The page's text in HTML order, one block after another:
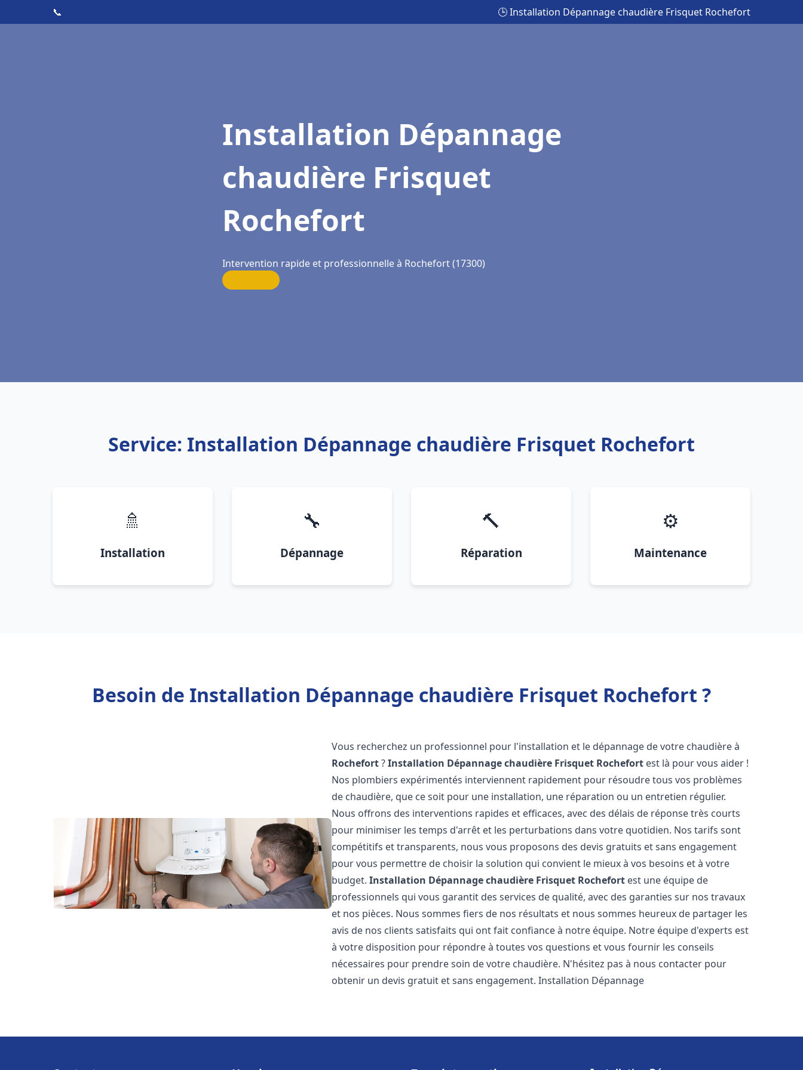
📞 🕒 Installation Dépannage chaudière Frisquet Rochefort
Installation Dépannage
chaudière Frisquet
Rochefort
Intervention rapide et professionnelle à Rochefort (17300)
Service: Installation Dépannage chaudière Frisquet Rochefort
🚿
Installation
🔧
Dépannage
🔨
Réparation
⚙️
Maintenance
Besoin de Installation Dépannage chaudière Frisquet Rochefort ?
Vous recherchez un professionnel pour l'installation et le dépannage de votre chaudière à
Rochefort?Installation Dépannage chaudière Frisquet Rochefort est là pour vous aider !
Nos plombiers expérimentés interviennent rapidement pour résoudre tous vos problèmes
de chaudière, que ce soit pour une installation, une réparation ou un entretien régulier.
Nous offrons des interventions rapides et efficaces, avec des délais de réponse très courts
pour minimiser les temps d'arrêt et les perturbations dans votre quotidien. Nos tarifs sont
compétitifs et transparents, nous vous proposons des devis gratuits et sans engagement
pour vous permettre de choisir la solution qui convient le mieux à vos besoins et à votre
budget.Installation Dépannage chaudière Frisquet Rochefort est une équipe de
professionnels qui vous garantit des services de qualité, avec des garanties sur nos travaux
et nos pièces. Nous sommes fiers de nos résultats et nous sommes heureux de partager les
avis de nos clients satisfaits qui ont fait confiance à notre équipe. Notre équipe d'experts est
à votre disposition pour répondre à toutes vos questions et vous fournir les conseils
nécessaires pour prendre soin de votre chaudière. N'hésitez pas à nous contacter pour
obtenir un devis gratuit et sans engagement. Installation Dépannage